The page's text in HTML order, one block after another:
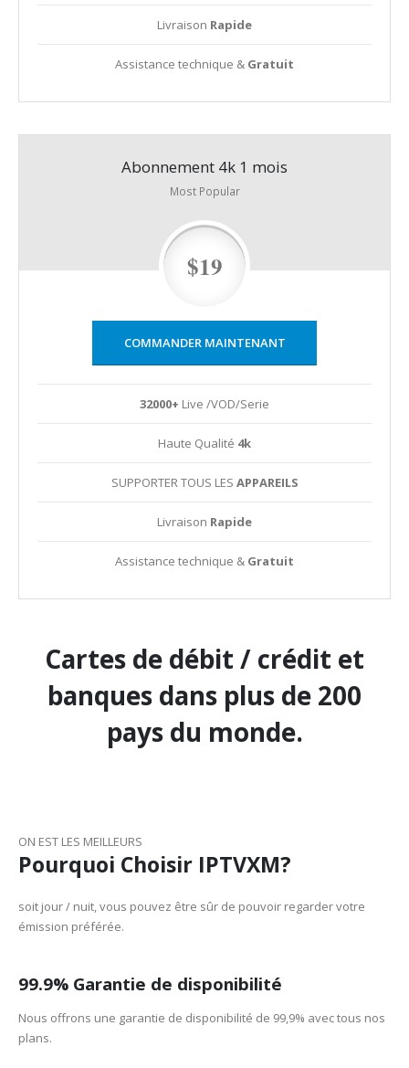
Livraison Rapide
Assistance technique & Gratuit
Abonnement 4k 1 mois
Most Popular
$19
COMMANDER MAINTENANT
32000+ Live /VOD/Serie
Haute Qualité 4k
SUPPORTER TOUS LES APPAREILS
Livraison Rapide
Assistance technique & Gratuit
Cartes de débit / crédit et
banques dans plus de 200
pays du monde.
ON EST LES MEILLEURS
Pourquoi Choisir IPTVXM?
soit jour / nuit, vous pouvez être sûr de pouvoir regarder votre
émission préférée.
99.9% Garantie de disponibilité
Nous offrons une garantie de disponibilité de 99,9% avec tous nos
plans.